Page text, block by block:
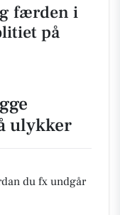
færden i
på
ulykker
du fx undgår